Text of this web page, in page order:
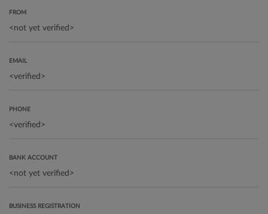
FROM
EMAIL
PHONE
BANK ACCOUNT
BUSINESS REGISTRATION